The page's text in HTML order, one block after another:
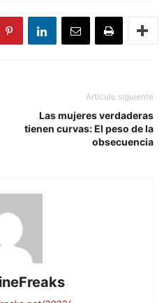
Artículo siguiente
Las mujeres verdaderas
tienen curvas: El peso de la
obsecuencia